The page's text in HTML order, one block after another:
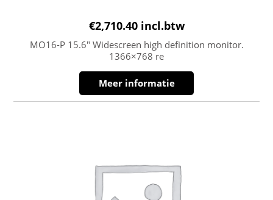
€2,710.40 incl.btw
MO16-P 15.6″ Widescreen high definition monitor.
1366×768 re
Meer informatie